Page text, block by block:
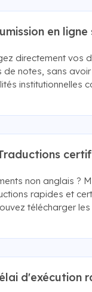
en ligne
directement vos
de notes, sans
institutionnelles
non anglais ?
rapides et
télécharger les
d'exécution